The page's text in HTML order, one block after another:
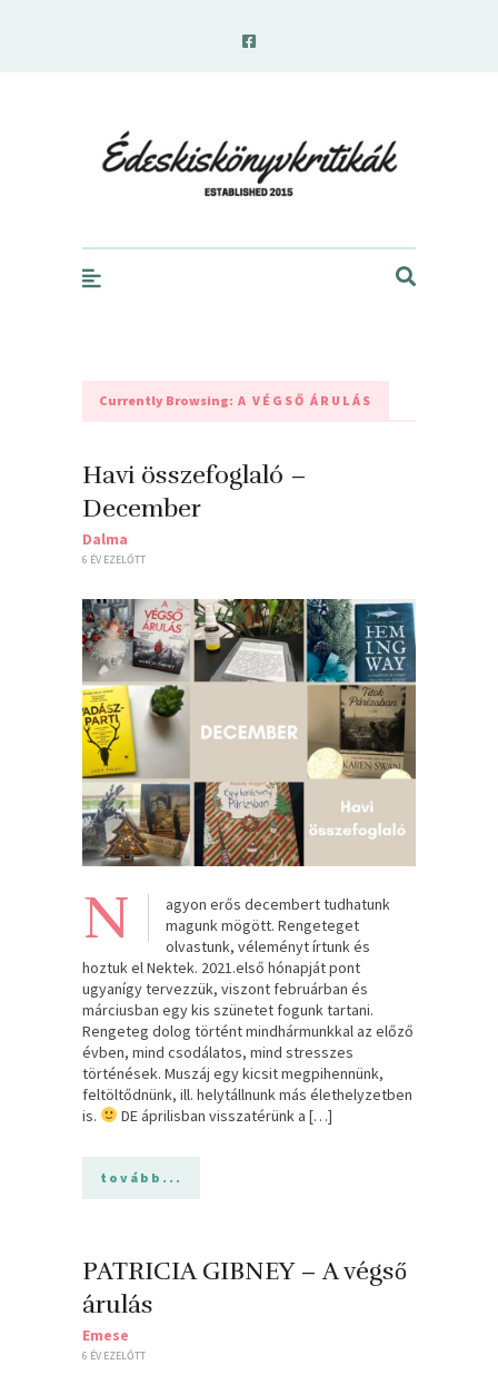
Currently Browsing: A VÉGSŐ ÁRULÁS
Havi összefoglaló –
December
Dalma
6 ÉV EZELŐTT
N
agyon erős decembert tudhatunk
magunk mögött. Rengeteget
olvastunk, véleményt írtunk és
hoztuk el Nektek. 2021.első hónapját pont
ugyanígy tervezzük, viszont februárban és
márciusban egy kis szünetet fogunk tartani.
Rengeteg dolog történt mindhármunkkal az előző
évben, mind csodálatos, mind stresszes
történések. Muszáj egy kicsit megpihennünk,
feltöltődnünk, ill. helytállnunk más élethelyzetben
is.
DE áprilisban visszatérünk a […]
tovább...
PATRICIA GIBNEY – A végső
árulás
Emese
6 ÉV EZELŐTT